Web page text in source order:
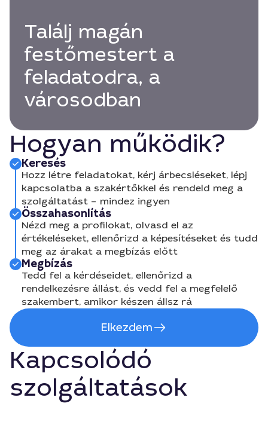
Találj magán
festőmestert a
feladatodra, a
városodban
Hogyan működik?
Keresés
Hozz létre feladatokat, kérj árbecsléseket, lépj
kapcsolatba a szakértőkkel és rendeld meg a
szolgáltatást – mindez ingyen
Összahasonlítás
Nézd meg a profilokat, olvasd el az
értékeléseket, ellenőrizd a képesítéseket és tudd
meg az árakat a megbízás előtt
Megbízás
Tedd fel a kérdéseidet, ellenőrizd a
rendelkezésre állást, és vedd fel a megfelelő
szakembert, amikor készen állsz rá
Elkezdem
Kapcsolódó
szolgáltatások